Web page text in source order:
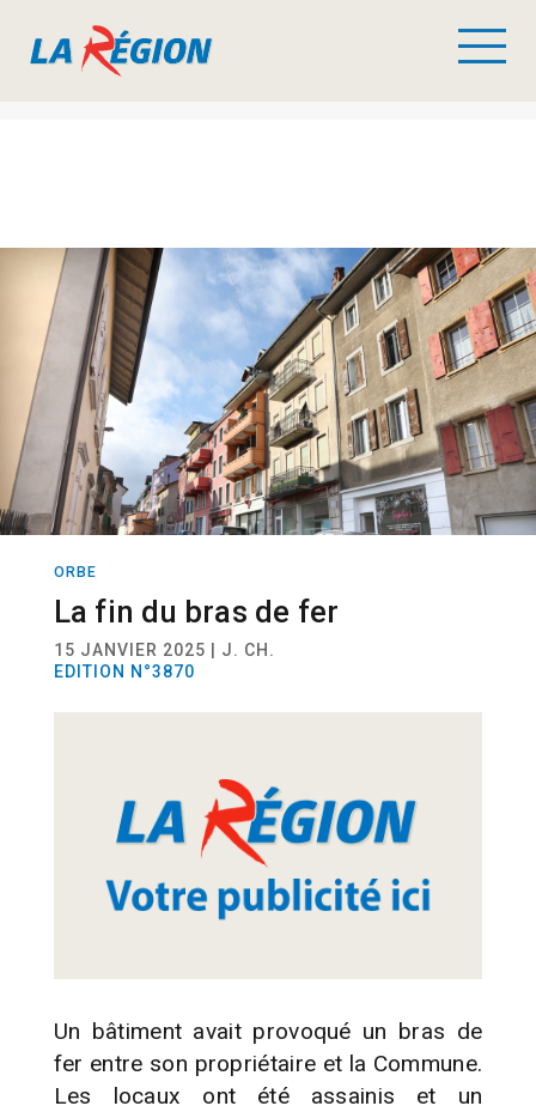
ORBE
La fin du bras de fer
15 JANVIER 2025 | J. CH.
EDITION N°3870
Un bâtiment avait provoqué un bras de
fer entre son propriétaire et la Commune.
Les locaux ont été assainis et un